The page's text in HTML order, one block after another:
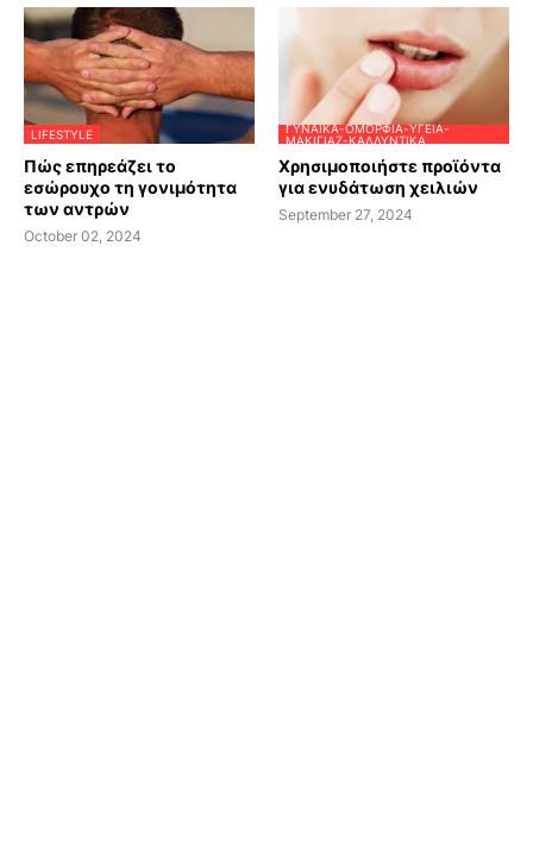
LIFESTYLE
Πώς επηρεάζει το
εσώρουχο τη γονιμότητα
των αντρών
October 02, 2024
ΓΥΝΑΊΚΑ-ΟΜΟΡΦΙΆ-ΥΓΕΊΑ-
ΜΑΚΙΓΙΆΖ-ΚΑΛΛΥΝΤΙΚΆ
Χρησιμοποιήστε προϊόντα
για ενυδάτωση χειλιών
September 27, 2024